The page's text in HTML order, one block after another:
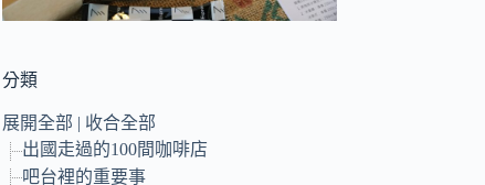
分類
展開全部 | 收合全部
出國走過的100間咖啡店
吧台裡的重要事